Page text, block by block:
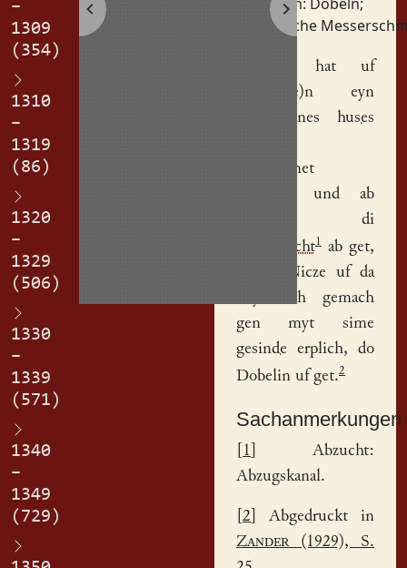
–
1309
(354)
1310
–
1319
(86)
1320
–
1329
(506)
1330
–
1339
(571)
1340
–
1349
(729)
Nitsche
hat uf
ge(ge)b(e)n eyn
theyl sines huses
Messirsmet
e(r)plich und ab
Dobelin di
auchtczucht1ab get,
zo sal Nicze uf da
heymelich gemach
gen myt sime
gesinde erplich, do
Dobelin uf get.2
Sachanmerkungen
1
] Abzucht:
Abzugskanal.
2 ] Abgedruckt in
Zander(1929), S.